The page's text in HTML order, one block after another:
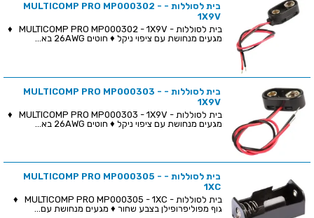
בית לסוללות - MULTICOMP PRO MP000302 -
1X9V
בית לסוללות - MULTICOMP PRO MP000302 - 1X9V ♦
מגעים מנחושת עם ציפוי ניקל ♦ חוטים 26AWG בא...
בית לסוללות - MULTICOMP PRO MP000303 -
1X9V
בית לסוללות - MULTICOMP PRO MP000303 - 1X9V ♦
מגעים מנחושת עם ציפוי ניקל ♦ חוטים 26AWG בא...
בית לסוללות - MULTICOMP PRO MP000305 -
1XC
בית לסוללות - MULTICOMP PRO MP000305 - 1XC ♦
גוף מפוליפרופילן בצבע שחור ♦ מגעים מנחושת עם...